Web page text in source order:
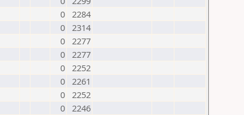
0 2284
0 2314
0 2277
0 2277
0 2252
0 2261
0 2252
0 2246